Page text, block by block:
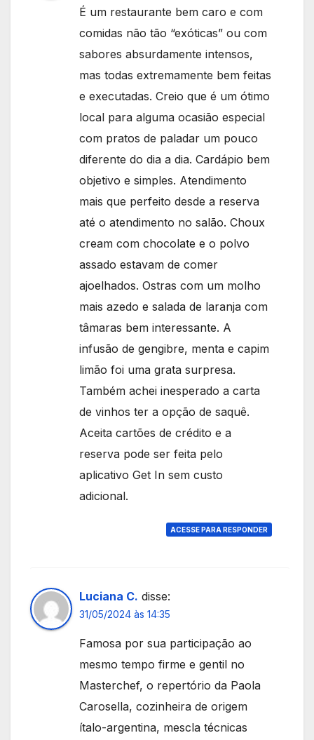
É um restaurante bem caro e com
comidas não tão “exóticas” ou com
sabores absurdamente intensos,
mas todas extremamente bem feitas
e executadas. Creio que é um ótimo
local para alguma ocasião especial
com pratos de paladar um pouco
diferente do dia a dia. Cardápio bem
objetivo e simples. Atendimento
mais que perfeito desde a reserva
até o atendimento no salão. Choux
cream com chocolate e o polvo
assado estavam de comer
ajoelhados. Ostras com um molho
mais azedo e salada de laranja com
tâmaras bem interessante. A
infusão de gengibre, menta e capim
limão foi uma grata surpresa.
Também achei inesperado a carta
de vinhos ter a opção de saquê.
Aceita cartões de crédito e a
reserva pode ser feita pelo
aplicativo Get In sem custo
adicional.
ACESSE PARA RESPONDER
Luciana C. disse:
31/05/2024 às 14:35
Famosa por sua participação ao
mesmo tempo firme e gentil no
Masterchef, o repertório da Paola
Carosella, cozinheira de origem
ítalo-argentina, mescla técnicas